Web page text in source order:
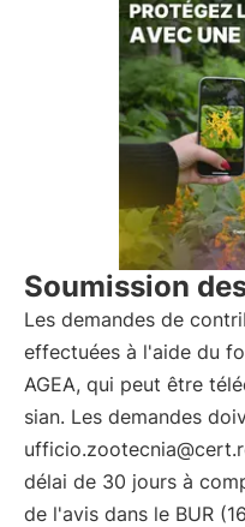
Soumission
Les demandes de
effectuées à l'aide du
AGEA, qui peut être
sian. Les demandes
délai de 30 jours à
de l'avis dans le BUR